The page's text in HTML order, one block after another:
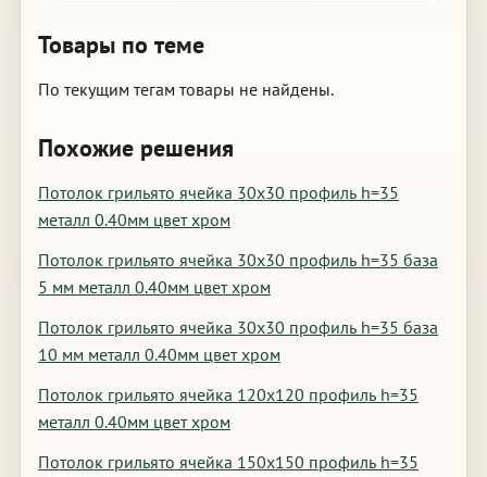
Товары по теме
По текущим тегам товары не найдены.
Похожие решения
Потолок грильято ячейка 30х30 профиль h=35
металл 0.40мм цвет хром
Потолок грильято ячейка 30х30 профиль h=35 база
5 мм металл 0.40мм цвет хром
Потолок грильято ячейка 30х30 профиль h=35 база
10 мм металл 0.40мм цвет хром
Потолок грильято ячейка 120х120 профиль h=35
металл 0.40мм цвет хром
Потолок грильято ячейка 150х150 профиль h=35